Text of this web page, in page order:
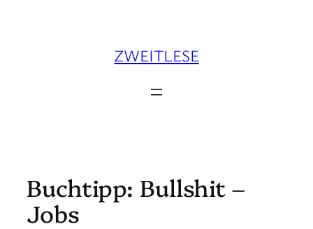
ZWEITLESE
Buchtipp: Bullshit –
Jobs